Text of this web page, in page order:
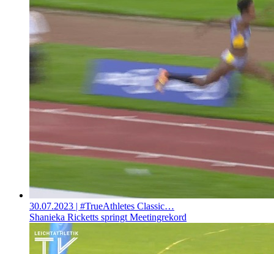
30.07.2023 | #TrueAthletes Classic…
Shanieka Ricketts springt Meetingrekord